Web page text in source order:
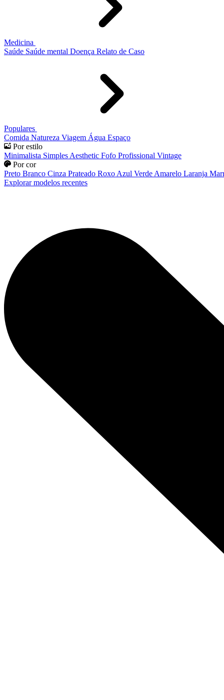
Medicina
Saúde Saúde mental Doença Relato de Caso
Populares
Comida Natureza Viagem Água Espaço
Por estilo
Minimalista Simples Aesthetic Fofo Profissional Vintage
Por cor
Preto Branco Cinza Prateado Roxo Azul Verde Amarelo Laranja
Explorar modelos recentes